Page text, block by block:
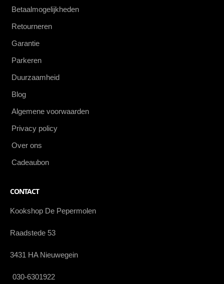
Betaalmogelijkheden
Retourneren
Garantie
Parkeren
Duurzaamheid
Blog
Algemene voorwaarden
Privacy policy
Over ons
Cadeaubon
CONTACT
Kookshop De Pepermolen
Raadstede 53
3431 HA Nieuwegein
030-6301922